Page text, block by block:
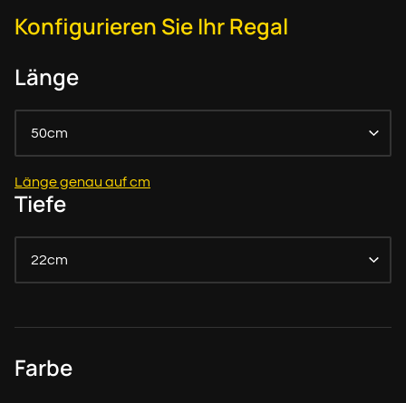
Konfigurieren Sie Ihr Regal
Länge
50cm
Länge genau auf cm
Tiefe
22cm
Farbe